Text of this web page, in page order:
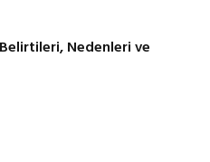
Nedenleri ve